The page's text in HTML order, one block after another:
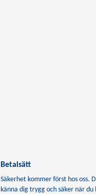
Betalsätt
Säkerhet kommer först hos oss.
känna dig trygg och säker när du